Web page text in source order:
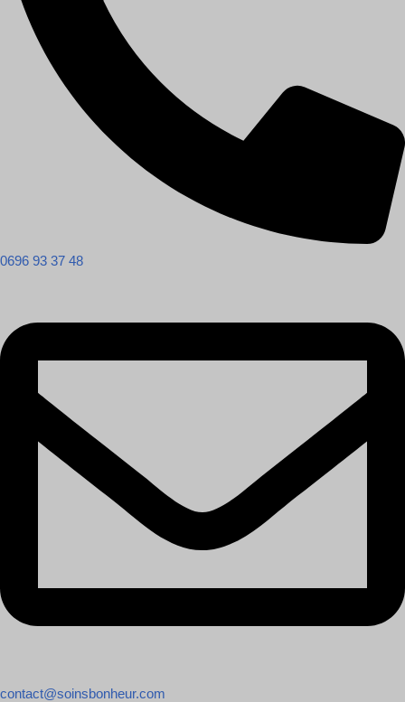
0696 93 37 48
contact@soinsbonheur.com